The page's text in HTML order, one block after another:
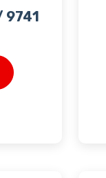
9741